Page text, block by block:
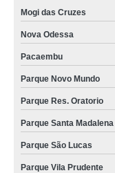
Mogi das Cruzes
Nova Odessa
Pacaembu
Parque Novo Mundo
Parque Res. Oratorio
Parque Santa Madalena
Parque São Lucas
Parque Vila Prudente